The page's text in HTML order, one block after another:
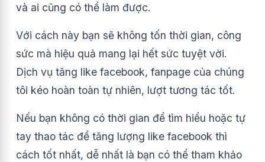
và ai cũng có thể làm được.
Với cách này bạn sẽ không tốn thời gian, công
sức mà hiệu quả mang lại hết sức tuyệt vời.
Dịch vụ tăng like facebook, fanpage của chúng
tôi kéo hoàn toàn tự nhiên, lượt tương tác tốt.
Nếu bạn không có thời gian để tìm hiểu hoặc tự
tay thao tác để tăng lượng like facebook thì
cách tốt nhất, dễ nhất là bạn có thể tham khảo